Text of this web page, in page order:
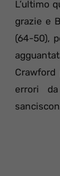
L’ultimo
grazie e
(64-50),
errori